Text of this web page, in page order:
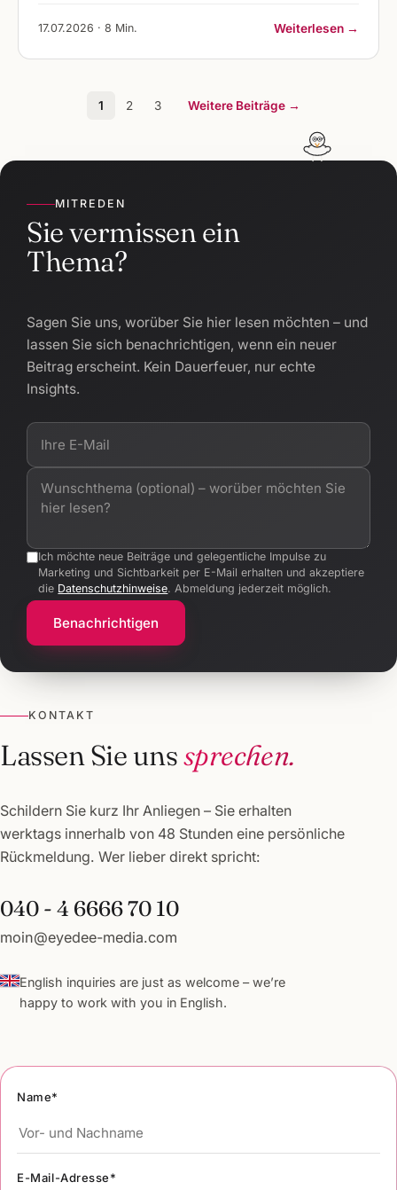
17.07.2026 · 8 Min. Weiterlesen →
1 2 3 Weitere Beiträge →
MITREDEN
Sie vermissen ein
Thema?
Sagen Sie uns, worüber Sie hier lesen möchten – und
lassen Sie sich benachrichtigen, wenn ein neuer
Beitrag erscheint. Kein Dauerfeuer, nur echte
Insights.
Ich möchte neue Beiträge und gelegentliche Impulse zu
Marketing und Sichtbarkeit per E-Mail erhalten und akzeptiere
die Datenschutzhinweise. Abmeldung jederzeit möglich.
Benachrichtigen
KONTAKT
Lassen Sie unssprechen.
Schildern Sie kurz Ihr Anliegen – Sie erhalten
werktags innerhalb von 48 Stunden eine persönliche
Rückmeldung. Wer lieber direkt spricht:
040 - 4 6666 70 10
moin@eyedee-media.com
English inquiries are just as welcome – we’re
happy to work with you in English.
Name*
E-Mail-Adresse*